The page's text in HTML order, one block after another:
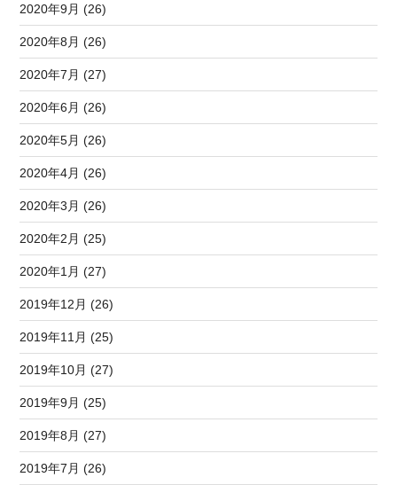
2020年9月 (26)
2020年8月 (26)
2020年7月 (27)
2020年6月 (26)
2020年5月 (26)
2020年4月 (26)
2020年3月 (26)
2020年2月 (25)
2020年1月 (27)
2019年12月 (26)
2019年11月 (25)
2019年10月 (27)
2019年9月 (25)
2019年8月 (27)
2019年7月 (26)